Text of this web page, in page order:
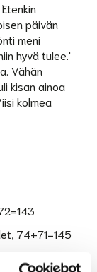
päivän
meni
hyvä tulee.'
Vähän
kisan ainoa
kolmea
74+71=145